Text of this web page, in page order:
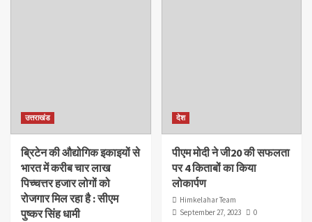
उत्तराखंड
ब्रिटेन की औद्योगिक इकाइयों से
भारत में करीब चार लाख
पिच्चत्तर हजार लोगों को
रोजगार मिल रहा है : सीएम
पुष्कर सिंह धामी
देश
पीएम मोदी ने जी20 की सफलता
पर 4 किताबों का किया
लोकार्पण
Himkelahar Team
September 27, 2023
0